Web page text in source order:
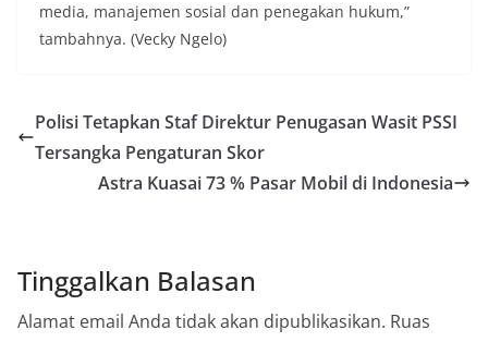
media, manajemen sosial dan penegakan hukum,”
tambahnya. (Vecky Ngelo)
Polisi Tetapkan Staf Direktur Penugasan Wasit PSSI
Tersangka Pengaturan Skor
Astra Kuasai 73 % Pasar Mobil di Indonesia
Tinggalkan Balasan
Alamat email Anda tidak akan dipublikasikan. Ruas